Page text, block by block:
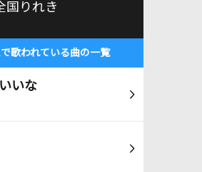
国りれき
歌われている曲の一覧
いな